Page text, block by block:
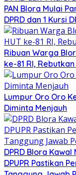
‎PAN Blora Mulai
DPRD dan 1 Kursi
Ribuan Warga
ke-81 RI,
Lumpur Oro Oro
Diminta Menjauh
DPRD Blora
DPUPR Pastikan